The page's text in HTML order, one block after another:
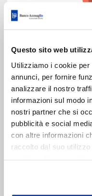
Questo sito web
Utilizziamo i cookie
annunci, per fornire
analizzare il nostro
informazioni sul modo
nostri partner che si
pubblicità e social
con altre informazioni
raccolto dal suo